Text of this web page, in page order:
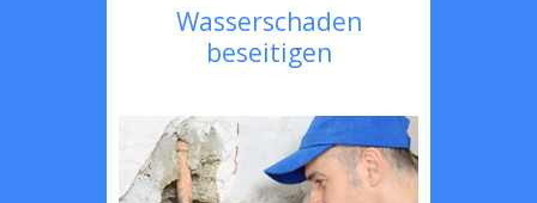
Wasserschaden
beseitigen